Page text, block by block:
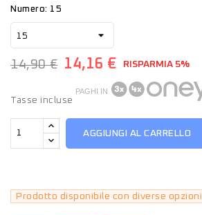
Numero: 15
14,90 € 14,16 € RISPARMIA 5%
Tasse incluse
PAGHI IN
AGGIUNGI AL CARRELLO
Prodotto disponibile con diverse opzioni